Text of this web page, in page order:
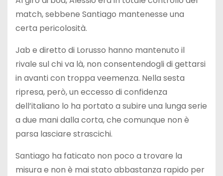
match, sebbene Santiago mantenesse una
certa pericolosità.
Jab e diretto di Lorusso hanno mantenuto il
rivale sul chi va là, non consentendogli di gettarsi
in avanti con troppa veemenza. Nella sesta
ripresa, però, un eccesso di confidenza
dell’italiano lo ha portato a subire una lunga serie
a due mani dalla corta, che comunque non è
parsa lasciare strascichi.
Santiago ha faticato non poco a trovare la
misura e non è mai stato abbastanza rapido per